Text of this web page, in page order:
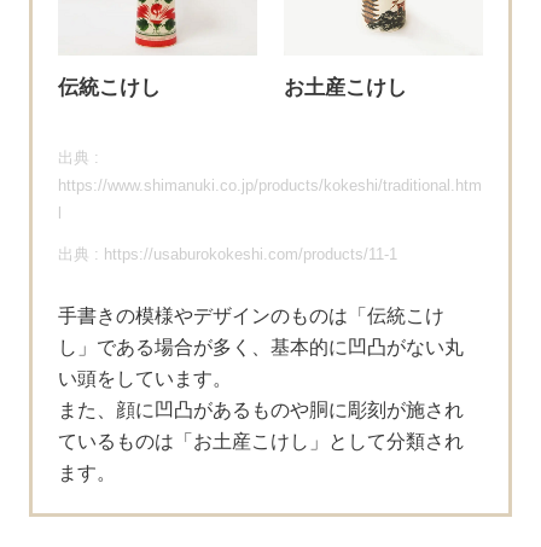
伝統こけし お土産こけし
出典 :
https://www.shimanuki.co.jp/products/kokeshi/traditional.htm
出典 : https://usaburokokeshi.com/products/11-1
手書きの模様やデザインのものは「伝統こけ
し」である場合が多く、基本的に凹凸がない丸
い頭をしています。
また、顔に凹凸があるものや胴に彫刻が施され
ているものは「お土産こけし」として分類され
ます。